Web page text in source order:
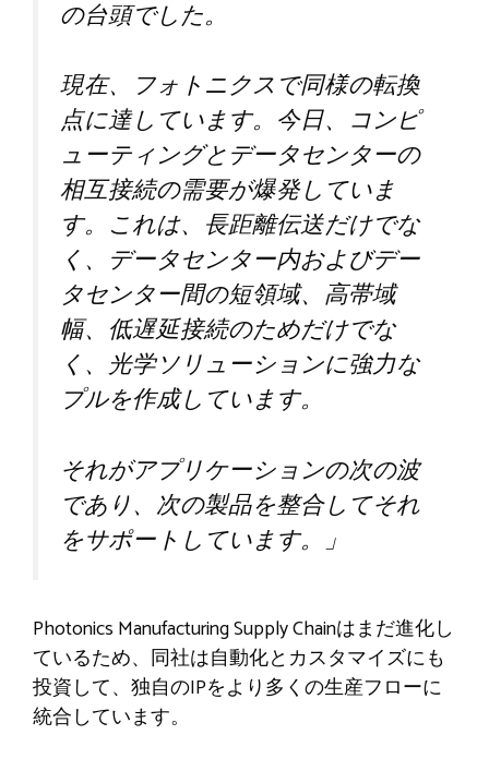
の台頭でした。
現在、フォトニクスで同様の転換
点に達しています。今日、コンピ
ューティングとデータセンターの
相互接続の需要が爆発していま
す。これは、長距離伝送だけでな
く、データセンター内およびデー
タセンター間の短領域、高帯域
幅、低遅延接続のためだけでな
く、光学ソリューションに強力な
プルを作成しています。
それがアプリケーションの次の波
であり、次の製品を整合してそれ
をサポートしています。」
Photonics Manufacturing Supply Chainはまだ進化し
ているため、同社は自動化とカスタマイズにも
投資して、独自のIPをより多くの生産フローに
統合しています。